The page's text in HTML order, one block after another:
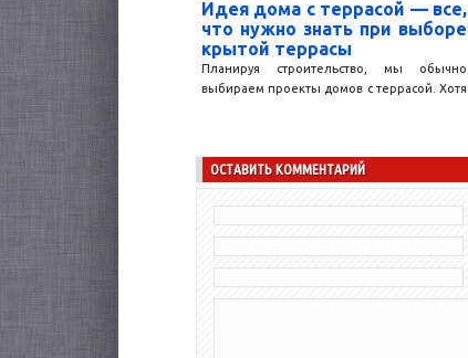
Идея дома с террасой — все,
что нужно знать при выборе
крытой террасы
Планируя строительство, мы обычно
выбираем проекты домов с террасой. Хотя
ОСТАВИТЬ КОММЕНТАРИЙ